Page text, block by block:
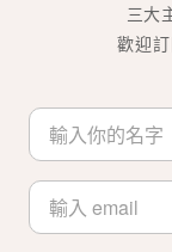
三大
歡迎